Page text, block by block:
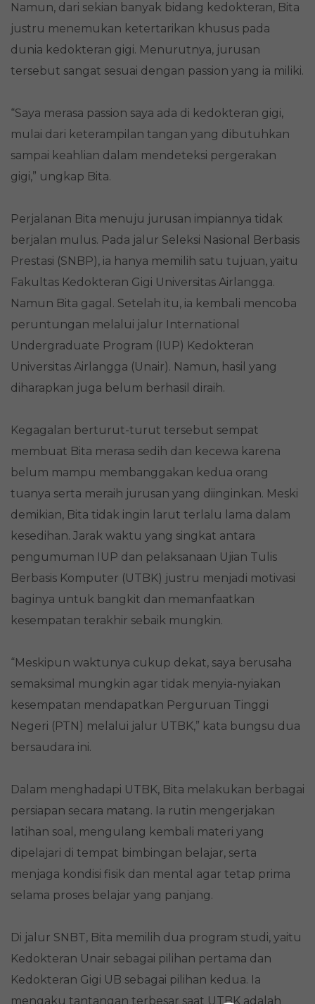
Namun, dari sekian banyak bidang kedokteran, Bita
justru menemukan ketertarikan khusus pada
dunia kedokteran gigi. Menurutnya, jurusan
tersebut sangat sesuai dengan passion yang ia miliki.
“Saya merasa passion saya ada di kedokteran gigi,
mulai dari keterampilan tangan yang dibutuhkan
sampai keahlian dalam mendeteksi pergerakan
gigi,” ungkap Bita.
Perjalanan Bita menuju jurusan impiannya tidak
berjalan mulus. Pada jalur Seleksi Nasional Berbasis
Prestasi (SNBP), ia hanya memilih satu tujuan, yaitu
Fakultas Kedokteran Gigi Universitas Airlangga.
Namun Bita gagal. Setelah itu, ia kembali mencoba
peruntungan melalui jalur International
Undergraduate Program (IUP) Kedokteran
Universitas Airlangga (Unair). Namun, hasil yang
diharapkan juga belum berhasil diraih.
Kegagalan berturut-turut tersebut sempat
membuat Bita merasa sedih dan kecewa karena
belum mampu membanggakan kedua orang
tuanya serta meraih jurusan yang diinginkan. Meski
demikian, Bita tidak ingin larut terlalu lama dalam
kesedihan. Jarak waktu yang singkat antara
pengumuman IUP dan pelaksanaan Ujian Tulis
Berbasis Komputer (UTBK) justru menjadi motivasi
baginya untuk bangkit dan memanfaatkan
kesempatan terakhir sebaik mungkin.
“Meskipun waktunya cukup dekat, saya berusaha
semaksimal mungkin agar tidak menyia-nyiakan
kesempatan mendapatkan Perguruan Tinggi
Negeri (PTN) melalui jalur UTBK,” kata bungsu dua
bersaudara ini.
Dalam menghadapi UTBK, Bita melakukan berbagai
persiapan secara matang. Ia rutin mengerjakan
latihan soal, mengulang kembali materi yang
dipelajari di tempat bimbingan belajar, serta
menjaga kondisi fisik dan mental agar tetap prima
selama proses belajar yang panjang.
Di jalur SNBT, Bita memilih dua program studi, yaitu
Kedokteran Unair sebagai pilihan pertama dan
Kedokteran Gigi UB sebagai pilihan kedua. Ia
mengaku tantangan terbesar saat UTBK adalah